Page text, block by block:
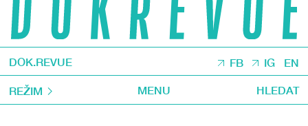
DOK.REVUE FB IG EN
REŽIM MENU HLEDAT